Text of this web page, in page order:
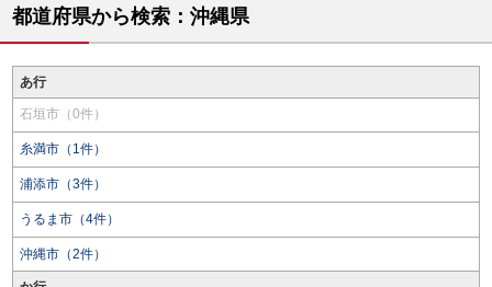
都道府県から検索：沖縄県
あ行
石垣市（0件）
糸満市（1件）
浦添市（3件）
うるま市（4件）
沖縄市（2件）